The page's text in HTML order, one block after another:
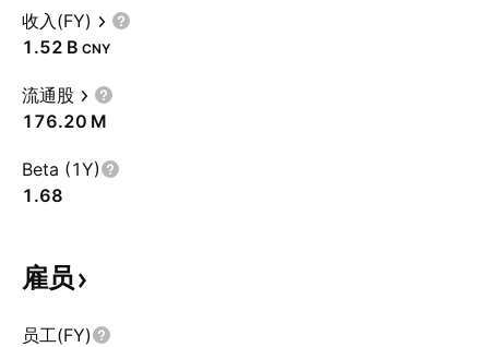
收入(FY)
‪1.52 B‬ CNY
流通股
‪176.20 M‬
Beta (1Y)
1.68
雇员
员工(FY)